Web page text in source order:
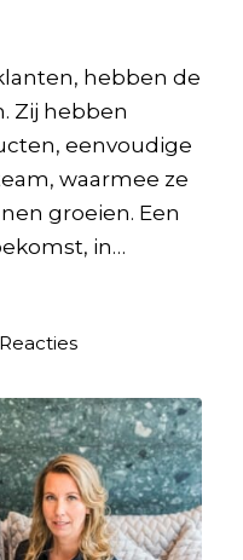
hebben de
Zij hebben
eenvoudige
waarmee ze
groeien. Een
in…